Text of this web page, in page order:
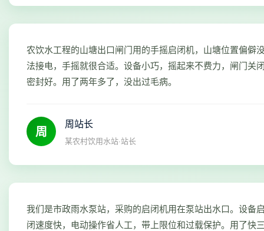
农饮水工程的山塘出口闸门用的手摇启闭机，山塘位置偏僻
法接电，手摇就很合适。设备小巧，摇起来不费力，闸门关
密封好。用了两年多了，没出过毛病。
周 周站长
某农村饮用水站·站长
我们是市政雨水泵站，采购的启闭机用在泵站出水口。设备
闭速度快，电动操作省人工，带上限位和过载保护。用了快